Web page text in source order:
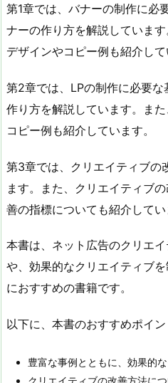
第1章では、バナーの制作に必
ナーの作り方を解説していま
デザインやコピー例も紹介して
第2章では、LPの制作に必要
作り方を解説しています。ま
コピー例も紹介しています。
第3章では、クリエイティブの
ます。また、クリエイティブ
善の指標についても紹介してい
本書は、ネット広告のクリエ
や、効果的なクリエイティブ
におすすめの書籍です。
以下に、本書のおすすめポイン
豊富な事例とともに、効果的
クリエイティブの改善方法に